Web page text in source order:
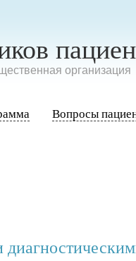
организация
Вопросы